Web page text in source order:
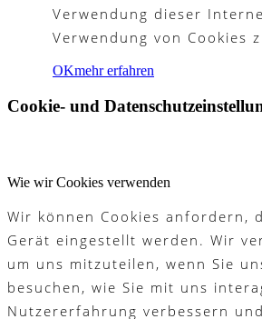
Verwendung dieser
Verwendung von Cookies
OKmehr erfahren
Cookie- und
Wie wir Cookies verwenden
Wir können Cookies anfordern,
Gerät eingestellt werden. Wir
um uns mitzuteilen, wenn Sie
besuchen, wie Sie mit uns
Nutzererfahrung verbessern